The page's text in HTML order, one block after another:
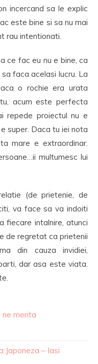
incercand sa le explic
este bine si sa nu mai
rau intentionati.
ce fac eu nu e bine, ca
faca acelasi lucru. La
o rochie era urata
acum este perfecta
repede proiectul nu e
super. Daca tu iei nota
mare e extraordinar.
multumesc lui
(de prietenie, de
va face sa va indoiti
fiecare intalnire, atunci
de regretat ca prietenii
din cauza invidiei,
dar asa este viata.
ne merita
Japoneza – Iasi